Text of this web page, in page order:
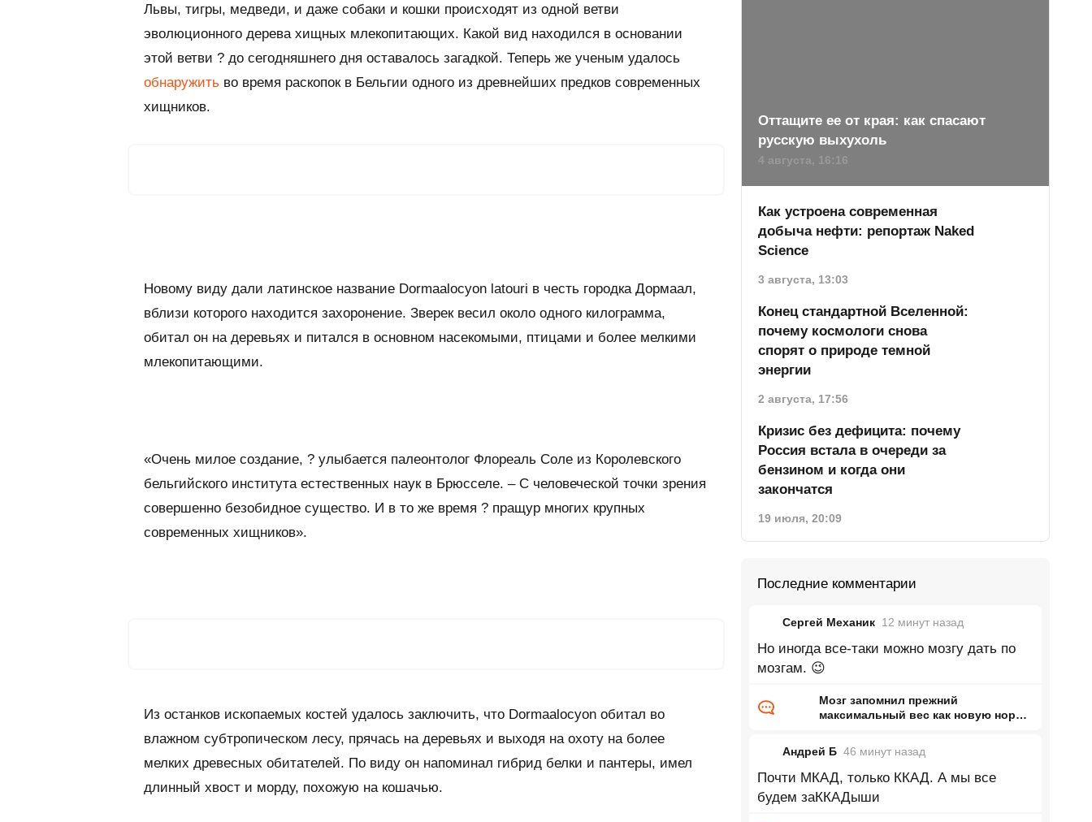
Львы, тигры, медведи, и даже собаки и кошки происходят из одной ветви
эволюционного дерева хищных млекопитающих. Какой вид находился в основании
этой ветви ? до сегодняшнего дня оставалось загадкой. Теперь же ученым удалось
обнаружить во время раскопок в Бельгии одного из древнейших предков современных
хищников.
Новому виду дали латинское название Dormaalocyon latouri в честь городка Дормаал,
вблизи которого находится захоронение. Зверек весил около одного килограмма,
обитал он на деревьях и питался в основном насекомыми, птицами и более мелкими
млекопитающими.
«Очень милое создание, ? улыбается палеонтолог Флореаль Соле из Королевского
бельгийского института естественных наук в Брюсселе. – С человеческой точки зрения
совершенно безобидное существо. И в то же время ? пращур многих крупных
современных хищников».
Из останков ископаемых костей удалось заключить, что Dormaalocyon обитал во
влажном субтропическом лесу, прячась на деревьях и выходя на охоту на более
мелких древесных обитателей. По виду он напоминал гибрид белки и пантеры, имел
длинный хвост и морду, похожую на кошачью.
Оттащите ее от края: как спасают
русскую выхухоль
4 августа, 16:16
Как устроена современная
добыча нефти: репортаж Naked
Science
3 августа, 13:03
Конец стандартной Вселенной:
почему космологи снова
спорят о природе темной
энергии
2 августа, 17:56
Кризис без дефицита: почему
Россия встала в очереди за
бензином и когда они
закончатся
19 июля, 20:09
Последние комментарии
Сергей Механик 12 минут назад
Но иногда все-таки можно мозгу дать по
мозгам. 😉
Мозг запомнил прежний
максимальный вес как новую норму
Андрей Б 46 минут назад
Почти МКАД, только ККАД. А мы все
будем заККАДыши